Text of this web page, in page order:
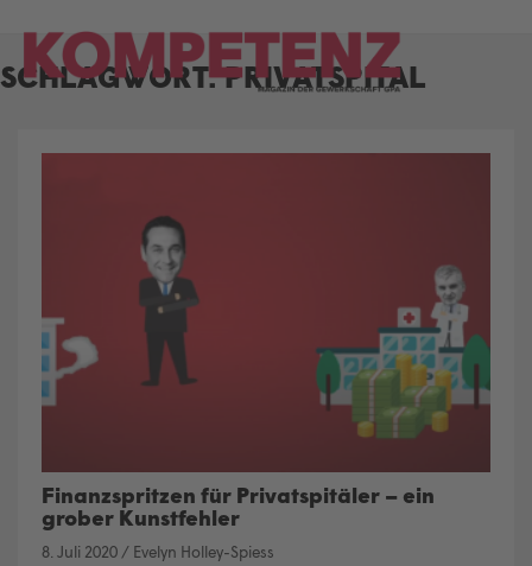
content
SCHLAGWORT:PRIVATSPITAL
Finanzspritzen für Privatspitäler – ein
grober Kunstfehler
8. Juli 2020 / Evelyn Holley-Spiess